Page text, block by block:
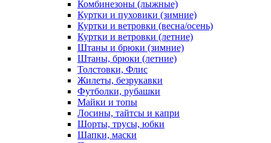
Комбинезоны (лыжные)
Куртки и пуховики (зимние)
Куртки и ветровки (весна/осень)
Куртки и ветровки (летние)
Штаны и брюки (зимние)
Штаны, брюки (летние)
Толстовки, Флис
Жилеты, безрукавки
Футболки, рубашки
Майки и топы
Лосины, тайтсы и капри
Шорты, трусы, юбки
Шапки, маски